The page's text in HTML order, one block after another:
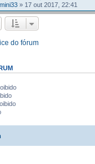
» 17 out 2017, 22:41
do fórum